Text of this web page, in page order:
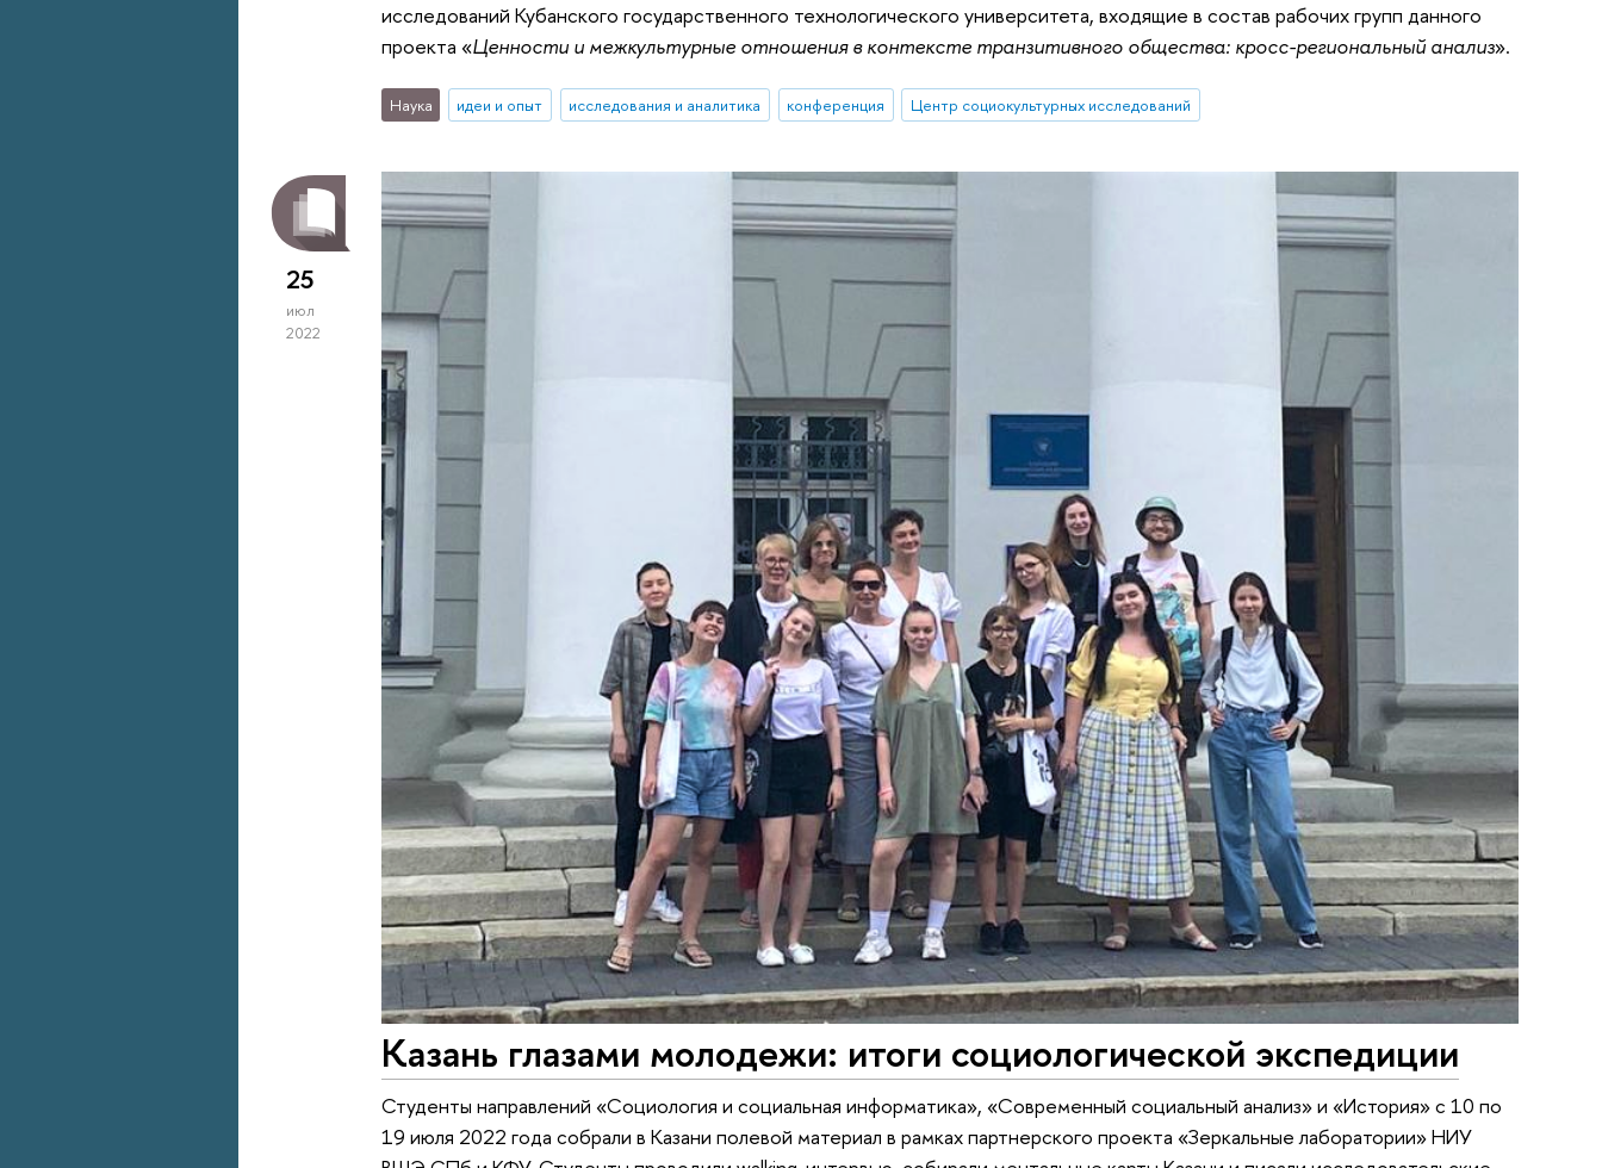
исследований Кубанского государственного технологического университета, входящие в состав рабочих групп данного
проекта «Ценности и межкультурные отношения в контексте транзитивного общества: кросс-региональный анализ».
Наука идеи и опыт исследования и аналитика конференция Центр социокультурных исследований
25
июл
2022
Казань глазами молодежи: итоги социологической экспедиции
Студенты направлений «Социология и социальная информатика», «Современный социальный анализ» и «История» с 10 по
19 июля 2022 года собрали в Казани полевой материал в рамках партнерского проекта «Зеркальные лаборатории» НИУ